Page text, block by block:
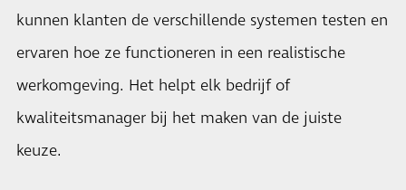
kunnen klanten de verschillende systemen testen en
ervaren hoe ze functioneren in een realistische
werkomgeving. Het helpt elk bedrijf of
kwaliteitsmanager bij het maken van de juiste
keuze.